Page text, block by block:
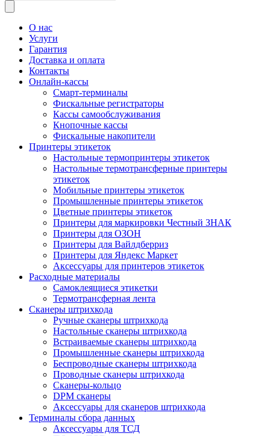
товаров
О нас
Услуги
Гарантия
Доставка и оплата
Контакты
Онлайн-кассы
Смарт-терминалы
Фискальные регистраторы
Кассы самообслуживания
Кнопочные кассы
Фискальные накопители
Принтеры этикеток
Настольные термопринтеры этикеток
Настольные термотрансферные принтеры
этикеток
Мобильные принтеры этикеток
Промышленные принтеры этикеток
Цветные принтеры этикеток
Принтеры для маркировки Честный ЗНАК
Принтеры для ОЗОН
Принтеры для Вайлдберриз
Принтеры для Яндекс Маркет
Аксессуары для принтеров этикеток
Расходные материалы
Самоклеящиеся этикетки
Термотрансферная лента
Сканеры штрихкода
Ручные сканеры штрихкода
Настольные сканеры штрихкода
Встраиваемые сканеры штрихкода
Промышленные сканеры штрихкода
Беспроводные сканеры штрихкода
Проводные сканеры штрихкода
Сканеры-кольцо
DPM сканеры
Аксессуары для сканеров штрихкода
Терминалы сбора данных
Аксессуары для ТСД